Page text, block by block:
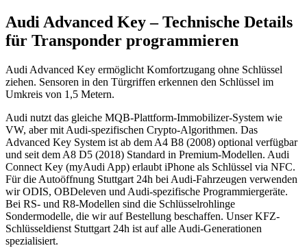
AudiAdvanced Key– Technische Details
für Transponder programmieren
Audi Advanced Key ermöglicht Komfortzugang ohne Schlüssel
ziehen. Sensoren in den Türgriffen erkennen den Schlüssel im
Umkreis von 1,5 Metern.
Audi nutzt das gleiche MQB-Plattform-Immobilizer-System wie
VW, aber mit Audi-spezifischen Crypto-Algorithmen. Das
Advanced Key System ist ab dem A4 B8 (2008) optional verfügbar
und seit dem A8 D5 (2018) Standard in Premium-Modellen. Audi
Connect Key (myAudi App) erlaubt iPhone als Schlüssel via NFC.
Für die Autoöffnung Stuttgart 24h bei Audi-Fahrzeugen verwenden
wir ODIS, OBDeleven und Audi-spezifische Programmiergeräte.
Bei RS- und R8-Modellen sind die Schlüsselrohlinge
Sondermodelle, die wir auf Bestellung beschaffen. Unser KFZ-
Schlüsseldienst Stuttgart 24h ist auf alle Audi-Generationen
spezialisiert.